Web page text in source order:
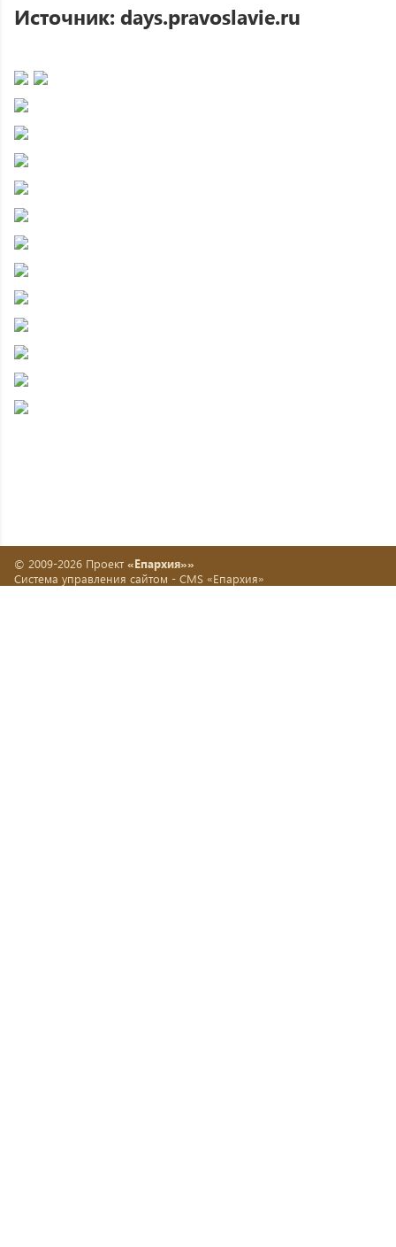
Источник: days.pravoslavie.ru
© 2009-2026 Проект «Епархия»»
Система управления сайтом - CMS «Епархия»